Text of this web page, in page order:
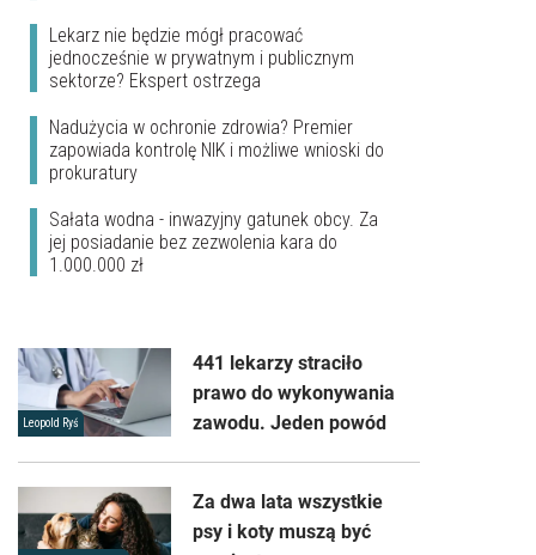
Lekarz nie będzie mógł pracować
jednocześnie w prywatnym i publicznym
sektorze? Ekspert ostrzega
Nadużycia w ochronie zdrowia? Premier
zapowiada kontrolę NIK i możliwe wnioski do
prokuratury
Sałata wodna - inwazyjny gatunek obcy. Za
jej posiadanie bez zezwolenia kara do
1.000.000 zł
Leopold Ryś
441 lekarzy straciło
prawo do wykonywania
zawodu. Jeden powód
Za dwa lata wszystkie
psy i koty muszą być